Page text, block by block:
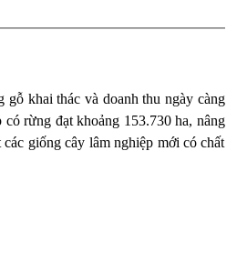
khai thác và doanh thu ngày càng
rừng đạt khoảng 153.730 ha, nâng
giống cây lâm nghiệp mới có chất